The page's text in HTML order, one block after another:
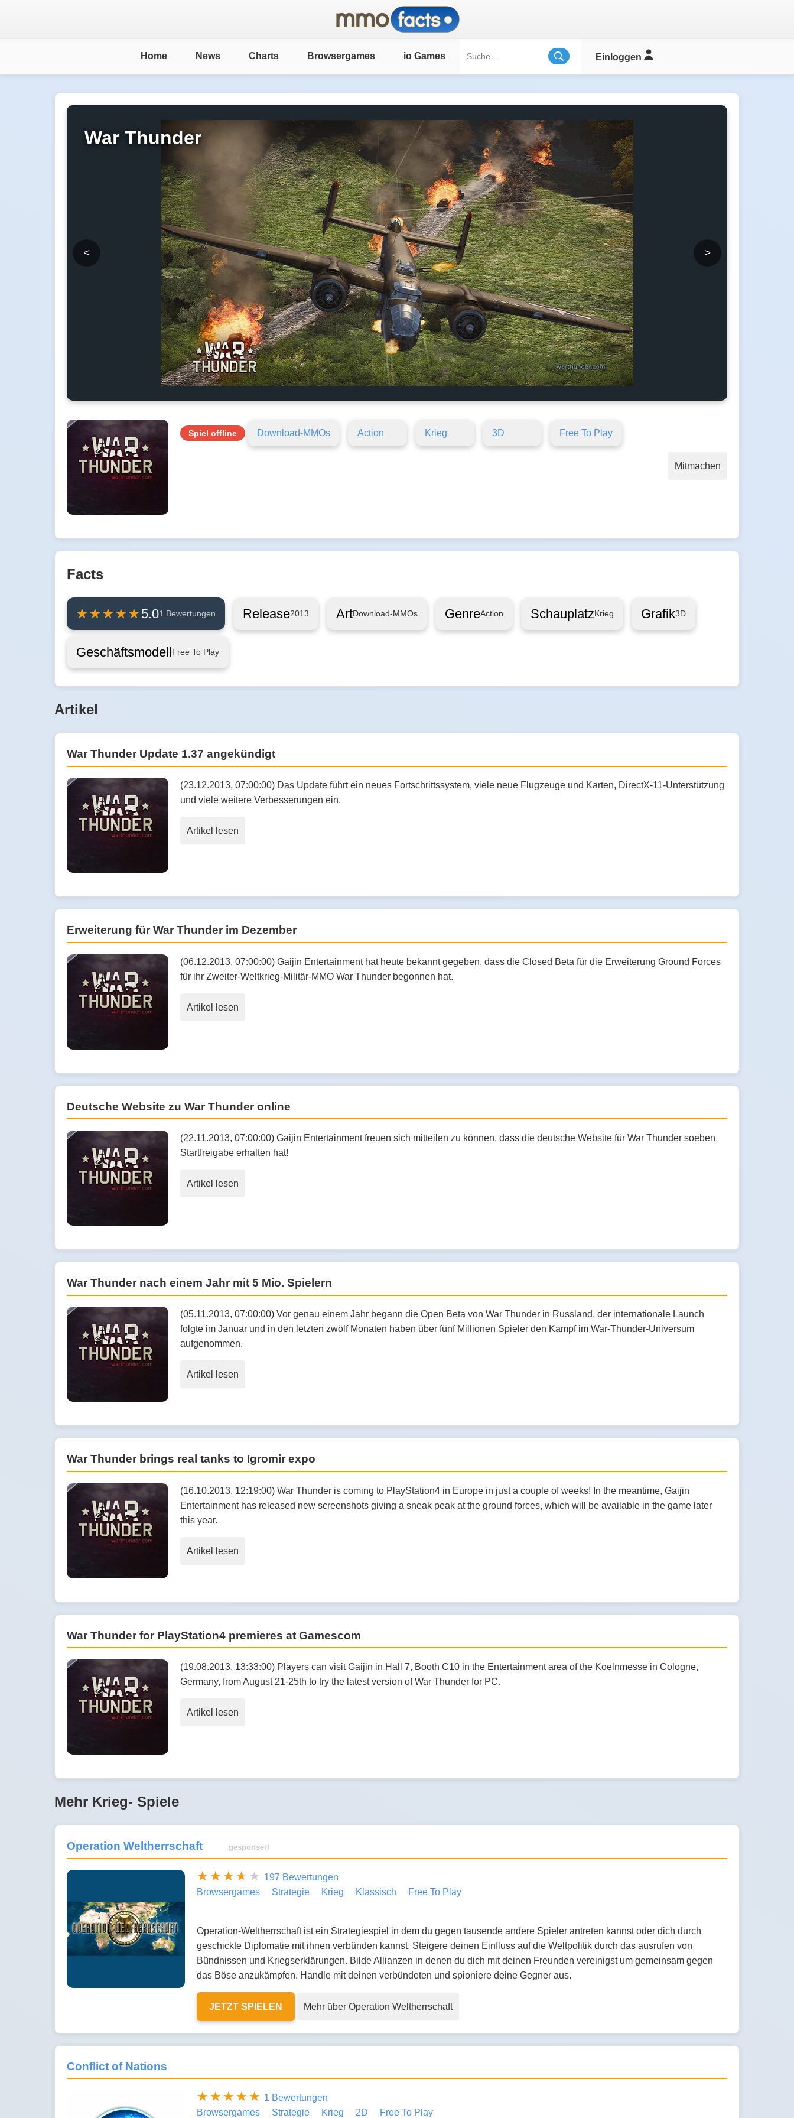
Home News Charts Browsergames io Games Einloggen
War Thunder
< >
Spiel offline Download-MMOs Action Krieg 3D Free To Play
Mitmachen
Facts
5.01 Bewertungen Release2013 ArtDownload-MMOs GenreAction SchauplatzKrieg Grafik3D
GeschäftsmodellFree To Play
Artikel
War Thunder Update 1.37 angekündigt
(23.12.2013, 07:00:00) Das Update führt ein neues Fortschrittssystem, viele neue Flugzeuge und Karten, DirectX-11-Unterstützung
und viele weitere Verbesserungen ein.
Artikel lesen
Erweiterung für War Thunder im Dezember
(06.12.2013, 07:00:00) Gaijin Entertainment hat heute bekannt gegeben, dass die Closed Beta für die Erweiterung Ground Forces
für ihr Zweiter-Weltkrieg-Militär-MMO War Thunder begonnen hat.
Artikel lesen
Deutsche Website zu War Thunder online
(22.11.2013, 07:00:00) Gaijin Entertainment freuen sich mitteilen zu können, dass die deutsche Website für War Thunder soeben
Startfreigabe erhalten hat!
Artikel lesen
War Thunder nach einem Jahr mit 5 Mio. Spielern
(05.11.2013, 07:00:00) Vor genau einem Jahr begann die Open Beta von War Thunder in Russland, der internationale Launch
folgte im Januar und in den letzten zwölf Monaten haben über fünf Millionen Spieler den Kampf im War-Thunder-Universum
aufgenommen.
Artikel lesen
War Thunder brings real tanks to Igromir expo
(16.10.2013, 12:19:00) War Thunder is coming to PlayStation4 in Europe in just a couple of weeks! In the meantime, Gaijin
Entertainment has released new screenshots giving a sneak peak at the ground forces, which will be available in the game later
this year.
Artikel lesen
War Thunder for PlayStation4 premieres at Gamescom
(19.08.2013, 13:33:00) Players can visit Gaijin in Hall 7, Booth C10 in the Entertainment area of the Koelnmesse in Cologne,
Germany, from August 21-25th to try the latest version of War Thunder for PC.
Artikel lesen
Mehr Krieg- Spiele
Operation Weltherrschaft gesponsert
197 Bewertungen
Browsergames
Strategie Krieg Klassisch Free To Play
Operation-Weltherrschaft ist ein Strategiespiel in dem du gegen tausende andere Spieler antreten kannst oder dich durch
geschickte Diplomatie mit ihnen verbünden kannst. Steigere deinen Einfluss auf die Weltpolitik durch das ausrufen von
Bündnissen und Kriegserklärungen. Bilde Allianzen in denen du dich mit deinen Freunden vereinigst um gemeinsam gegen
das Böse anzukämpfen. Handle mit deinen verbündeten und spioniere deine Gegner aus.
JETZT SPIELEN Mehr über Operation Weltherrschaft
Conflict of Nations
1 Bewertungen
Browsergames
Strategie Krieg 2D Free To Play